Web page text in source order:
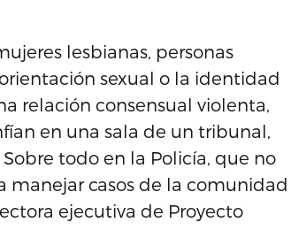
lesbianas, personas
sexual o la identidad
relación consensual violenta,
en una sala de un tribunal,
todo en la Policía, que no
casos de la comunidad
ejecutiva de Proyecto